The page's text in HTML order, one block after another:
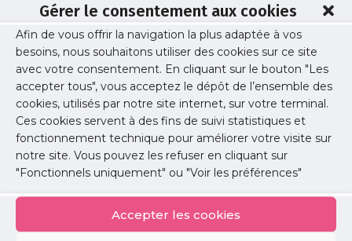
Gérer le consentement aux cookies
Afin de vous offrir la navigation la plus adaptée à vos
besoins, nous souhaitons utiliser des cookies sur ce site
avec votre consentement. En cliquant sur le bouton "Les
accepter tous", vous acceptez le dépôt de l’ensemble des
cookies, utilisés par notre site internet, sur votre terminal.
Ces cookies servent à des fins de suivi statistiques et
fonctionnement technique pour améliorer votre visite sur
notre site. Vous pouvez les refuser en cliquant sur
"Fonctionnels uniquement" ou "Voir les préférences"
Accepter les cookies
[wppb-register form_name="inscription"
redirect_url="https://www.urps-med-idf.org/soiree-liberale-
psychiatrie/tableau-2-psy/"]